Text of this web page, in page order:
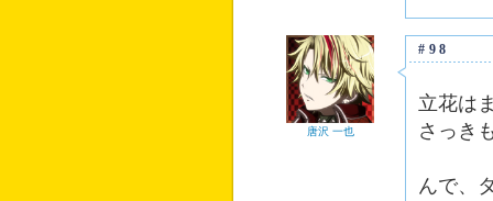
唐沢 一也
#98
立花は
さっき
んで、